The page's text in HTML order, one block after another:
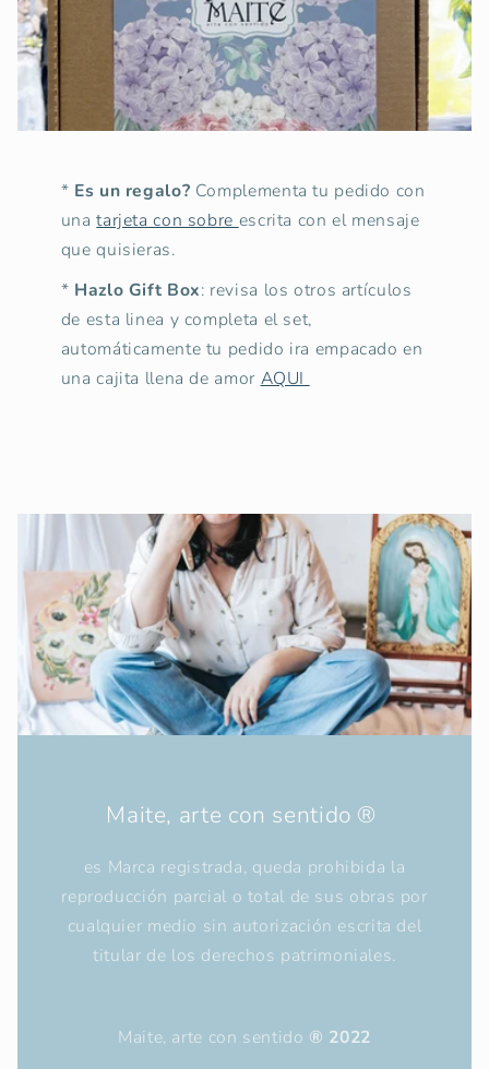
* Es un regalo? Complementa tu pedido con
unatarjeta con sobre escrita con el mensaje
que quisieras.
* Hazlo Gift Box: revisa los otros artículos
de esta linea y completa el set,
automáticamente tu pedido ira empacado en
una cajita llena de amor AQUI
Maite, arte con sentido ®
es Marca registrada, queda prohibida la
reproducción parcial o total de sus obras por
cualquier medio sin autorización escrita del
titular de los derechos patrimoniales.
Maite, arte con sentido ® 2022